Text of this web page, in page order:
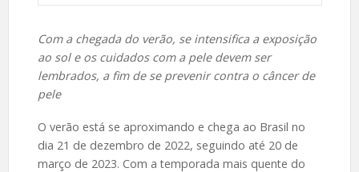
Com a chegada do verão, se intensifica a exposição
ao sol e os cuidados com a pele devem ser
lembrados, a fim de se prevenir contra o câncer de
pele
O verão está se aproximando e chega ao Brasil no
dia 21 de dezembro de 2022, seguindo até 20 de
março de 2023. Com a temporada mais quente do